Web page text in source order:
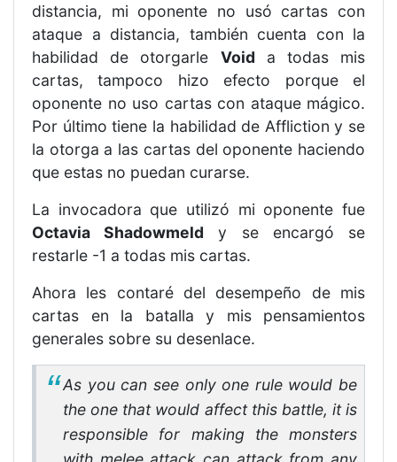
distancia, mi oponente no usó cartas con
ataque a distancia, también cuenta con la
habilidad de otorgarle Void a todas mis
cartas, tampoco hizo efecto porque el
oponente no uso cartas con ataque mágico.
Por último tiene la habilidad de Affliction y se
la otorga a las cartas del oponente haciendo
que estas no puedan curarse.
La invocadora que utilizó mi oponente fue
Octavia Shadowmeld y se encargó se
restarle -1 a todas mis cartas.
Ahora les contaré del desempeño de mis
cartas en la batalla y mis pensamientos
generales sobre su desenlace.
As you can see only one rule would be
the one that would affect this battle, it is
responsible for making the monsters